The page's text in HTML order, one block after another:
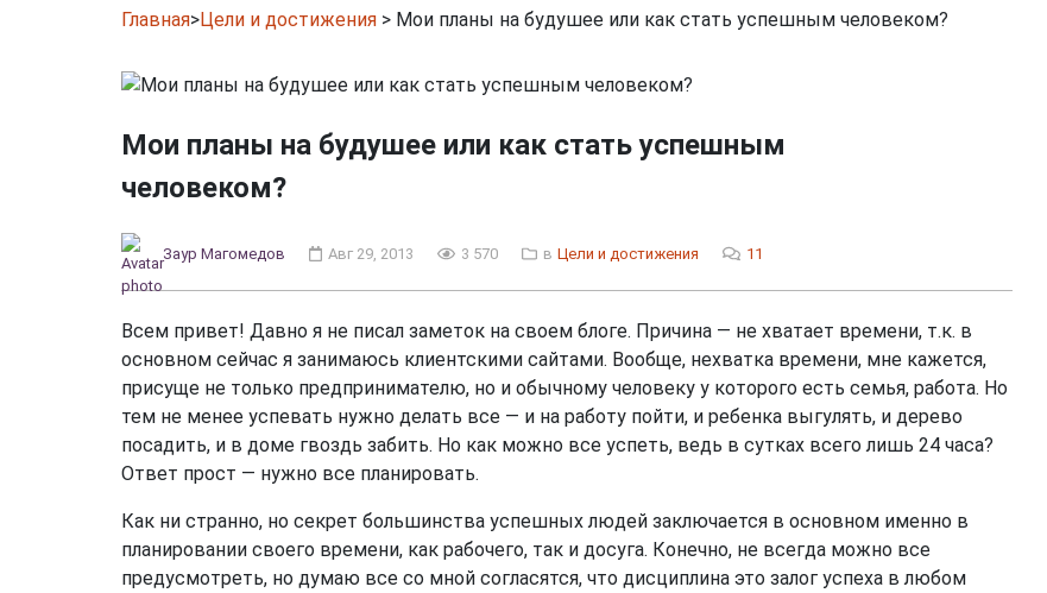
Главная>Цели и достижения > Мои планы на будушее или как стать успешным человеком?
Мои планы на будушее или как стать успешным
человеком?
Заур Магомедов Авг 29, 2013 3 570 в Цели и достижения 11
Всем привет! Давно я не писал заметок на своем блоге. Причина — не хватает времени, т.к. в
основном сейчас я занимаюсь клиентскими сайтами. Вообще, нехватка времени, мне кажется,
присуще не только предпринимателю, но и обычному человеку у которого есть семья, работа. Но
тем не менее успевать нужно делать все — и на работу пойти, и ребенка выгулять, и дерево
посадить, и в доме гвоздь забить. Но как можно все успеть, ведь в сутках всего лишь 24 часа?
Ответ прост — нужно все планировать.
Как ни странно, но секрет большинства успешных людей заключается в основном именно в
планировании своего времени, как рабочего, так и досуга. Конечно, не всегда можно все
предусмотреть, но думаю все со мной согласятся, что дисциплина это залог успеха в любом